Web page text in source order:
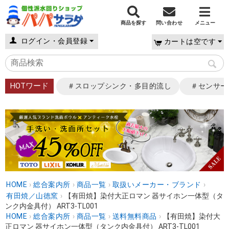
商品を探す 問い合わせ メニュー
ログイン・会員登録 カートは空です
HOTワード ＃スロップシンク・多目的流し ＃センサ
HOME › 総合案内所 › 商品一覧 › 取扱いメーカー・ブランド ›
有田焼／山徳窯 ›
【有田焼】染付大正ロマン 器サイホン一体型（タ
ンク内金具付） ART3-TL001
HOME › 総合案内所 › 商品一覧 › 送料無料商品 ›
【有田焼】染付大
正ロマン 器サイホン一体型（タンク内金具付） ART3-TL001